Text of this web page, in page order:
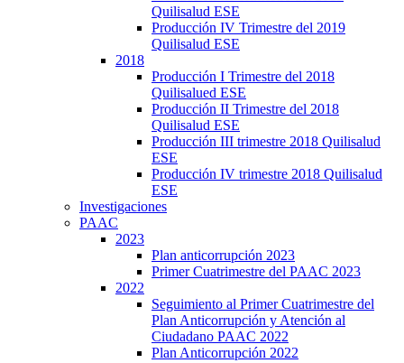
Quilisalud ESE
Producción IV Trimestre del 2019
Quilisalud ESE
2018
Producción I Trimestre del 2018
Quilisalued ESE
Producción II Trimestre del 2018
Quilisalud ESE
Producción III trimestre 2018 Quilisalud
ESE
Producción IV trimestre 2018 Quilisalud
ESE
Investigaciones
PAAC
2023
Plan anticorrupción 2023
Primer Cuatrimestre del PAAC 2023
2022
Seguimiento al Primer Cuatrimestre del
Plan Anticorrupción y Atención al
Ciudadano PAAC 2022
Plan Anticorrupción 2022